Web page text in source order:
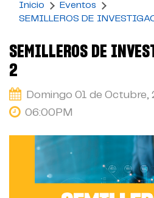
Inicio
Eventos
SEMILLEROS DE
SEMILLEROS DE
2
Domingo 01 de Octubre,
06:00PM